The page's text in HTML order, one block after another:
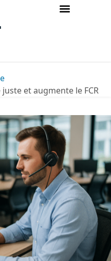
et augmente le FCR